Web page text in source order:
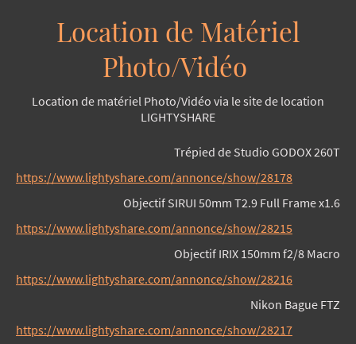
Location de Matériel
Photo/Vidéo
Location de matériel Photo/Vidéo via le site de location
LIGHTYSHARE
Trépied de Studio GODOX 260T
https://www.lightyshare.com/annonce/show/28178
Objectif SIRUI 50mm T2.9 Full Frame x1.6
https://www.lightyshare.com/annonce/show/28215
Objectif IRIX 150mm f2/8 Macro
https://www.lightyshare.com/annonce/show/28216
Nikon Bague FTZ
https://www.lightyshare.com/annonce/show/28217